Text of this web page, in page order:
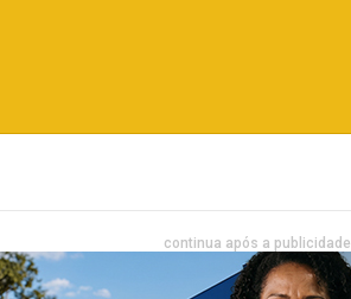
continua após a publicidade